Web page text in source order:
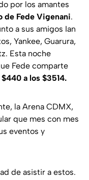
por los amantes
de Fede Vigenani.
a sus amigos Ian
Yankee, Guarura,
Esta noche
Fede comparte
$440 a los $3514.
la Arena CDMX,
que mes con mes
eventos y
de asistir a estos.